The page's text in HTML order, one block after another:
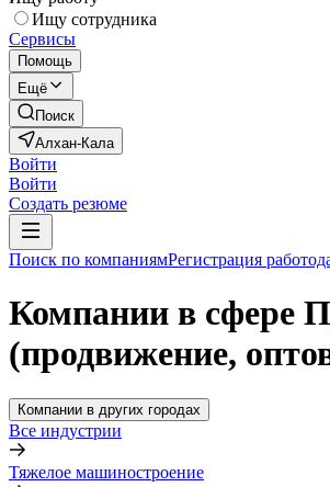
Ищу сотрудника
Сервисы
Помощь
Ещё
Поиск
Алхан-Кала
Войти
Войти
Создать резюме
Поиск по компаниямРегистрация
Компании в сфере
(продвижение,
Компании в других городах
Все индустрии
Тяжелое машиностроение